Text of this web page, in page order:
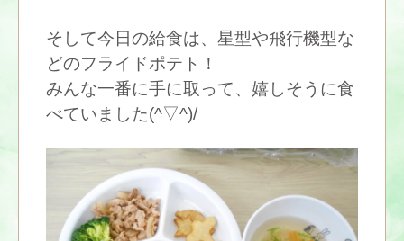
そして今日の給食は、星型や飛行機型な
どのフライドポテト！
みんな一番に手に取って、嬉しそうに食
べていました(^▽^)/